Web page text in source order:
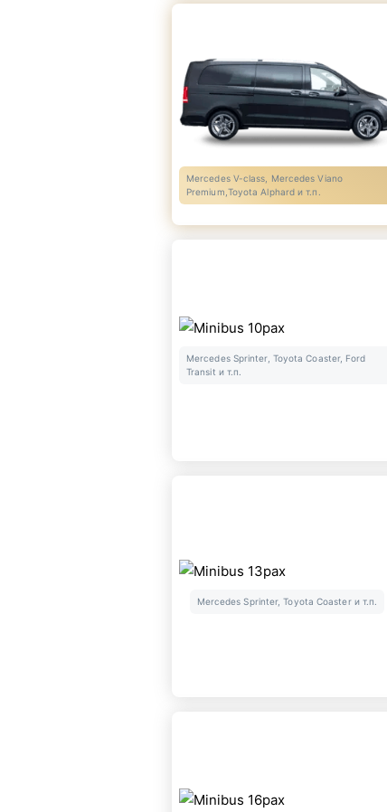
Mercedes V-class, Mercedes Viano
Premium,Toyota Alphard и т.п.
Mercedes Sprinter, Toyota Coaster, Ford
Transit и т.п.
Mercedes Sprinter, Toyota Coaster и т.п.